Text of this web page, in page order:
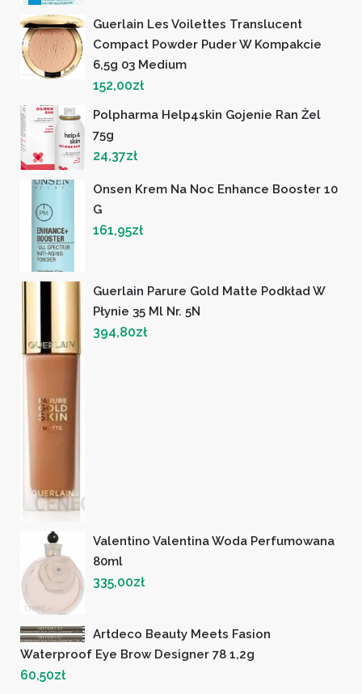
Guerlain Les Voilettes Translucent
Compact Powder Puder W Kompakcie
6,5g 03 Medium
152,00zł
Polpharma Help4skin Gojenie Ran Żel
75g
24,37zł
Onsen Krem Na Noc Enhance Booster 10
G
161,95zł
Guerlain Parure Gold Matte Podkład W
Płynie 35 Ml Nr. 5N
394,80zł
Valentino Valentina Woda Perfumowana
80ml
335,00zł
Artdeco Beauty Meets Fasion
Waterproof Eye Brow Designer 78 1,2g
60,50zł